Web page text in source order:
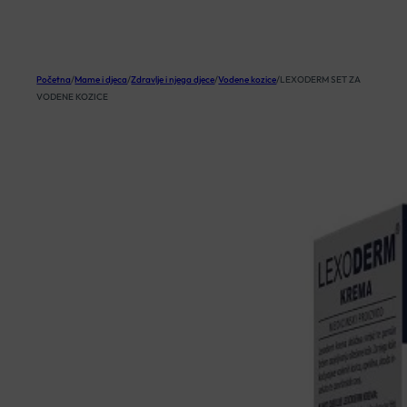
Početna/Mame i djeca/Zdravlje i njega djece/Vodene kozice/LEXODERM SET ZA
VODENE KOZICE